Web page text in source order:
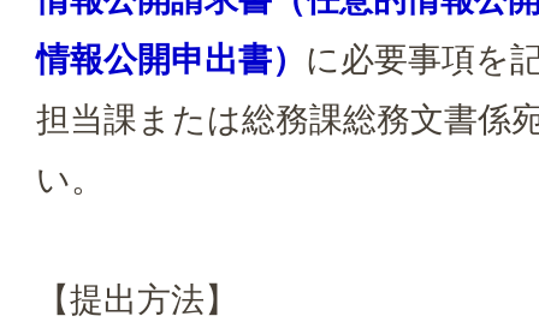
情報公開申出書） に必要事項を
担当課または総務課総務文書係
い。
【提出方法】